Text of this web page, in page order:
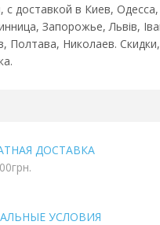
с доставкой в Киев, Одесса,
Запорожье, Львів,
Полтава, Николаев. Скидки,
ДОСТАВКА
УСЛОВИЯ